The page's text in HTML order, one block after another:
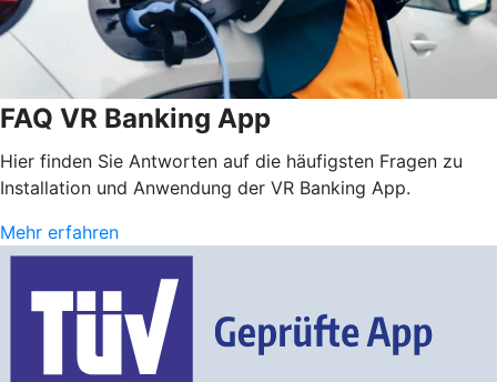
FAQ VR Banking App
Hier finden Sie Antworten auf die häufigsten Fragen zu
Installation und Anwendung der VR Banking App.
Mehr erfahren